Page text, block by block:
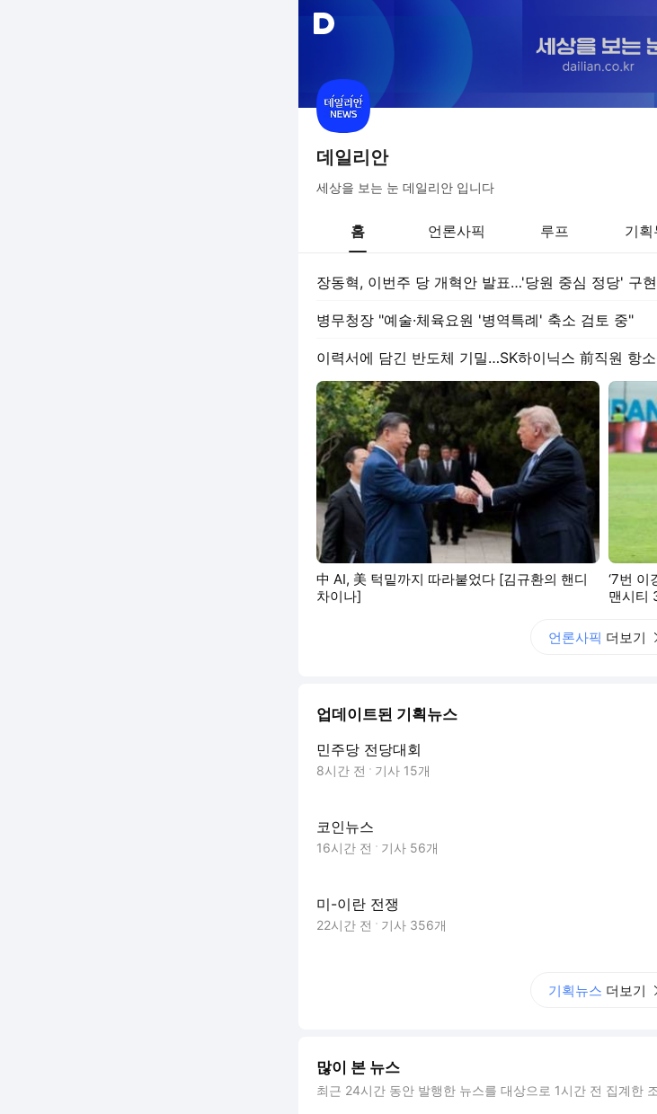
데일리안
세상을 보는 눈 데일리안 입니다
홈 언론사픽 루프 기획
장동혁, 이번주 당 개혁안 발표…'당원 중심 정당' 구
병무청장 "예술·체육요원 '병역특례' 축소 검토 중"
이력서에 담긴 반도체 기밀…SK하이닉스 前직원 항
中 AI, 美 턱밑까지 따라붙었다 [김규환의 핸디
차이나]
‘7번 이
맨시티
언론사픽 더보기
업데이트된 기획뉴스
민주당 전당대회
8시간 전 기사 15개
코인뉴스
16시간 전 기사 56개
미-이란 전쟁
22시간 전 기사 356개
기획뉴스 더보기
많이 본 뉴스
최근 24시간 동안 발행한 뉴스를 대상으로 1시간 전 집계한